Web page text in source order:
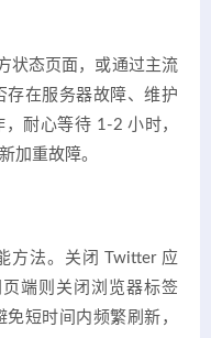
状态页面，或通过主流
存在服务器故障、维护
耐心等待 1-2 小时，
加重故障。
方法。关闭 Twitter 应
端则关闭浏览器标签
短时间内频繁刷新，